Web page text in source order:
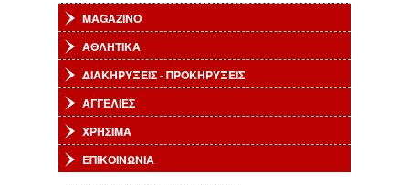
MAGAZINO
ΑΘΛΗΤΙΚΑ
ΔΙΑΚΗΡΥΞΕΙΣ - ΠΡΟΚΗΡΥΞΕΙΣ
ΑΓΓΕΛΙΕΣ
ΧΡΗΣΙΜΑ
ΕΠΙΚΟΙΝΩΝΙΑ